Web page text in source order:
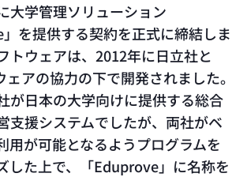
大学管理ソリューション
」を提供する契約を正式に締結しま
トウェアは、2012年に日立社と
ェアの協力の下で開発されました。
が日本の大学向けに提供する総合
支援システムでしたが、両社がベ
用が可能となるようプログラムを
した上で、「Eduprove」に名称を